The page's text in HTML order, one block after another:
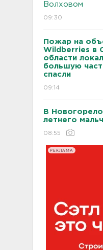
Волховом
09:30
Пожар на
Wildberries в
области
большую
спасли
09:14
В
летнего
08:55
РЕКЛАМА